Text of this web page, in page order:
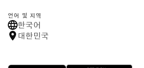
언어 및 지역
한국어
대한민국